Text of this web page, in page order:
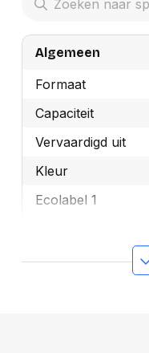
Algemeen
Formaat
Capaciteit
Vervaardigd uit
Kleur
Ecolabel 1
OEMCode